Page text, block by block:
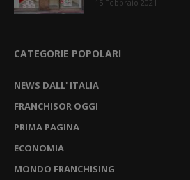
15 Febbraio 2021
CATEGORIE POPOLARI
NEWS DALL' ITALIA
FRANCHISOR OGGI
PRIMA PAGINA
ECONOMIA
MONDO FRANCHISING